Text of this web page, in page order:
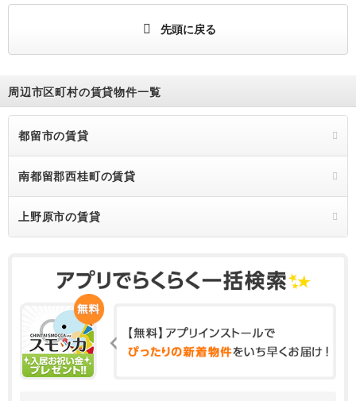
先頭に戻る
周辺市区町村の賃貸物件一覧
都留市の賃貸
南都留郡西桂町の賃貸
上野原市の賃貸